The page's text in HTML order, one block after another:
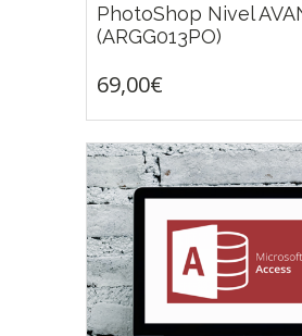
PhotoShop Nivel
(ARGG013PO)
69,00€
69,00 €